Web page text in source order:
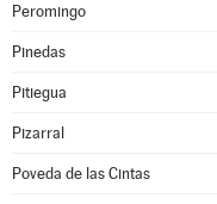
Peromingo
Pinedas
Pitiegua
Pizarral
Poveda de las Cintas